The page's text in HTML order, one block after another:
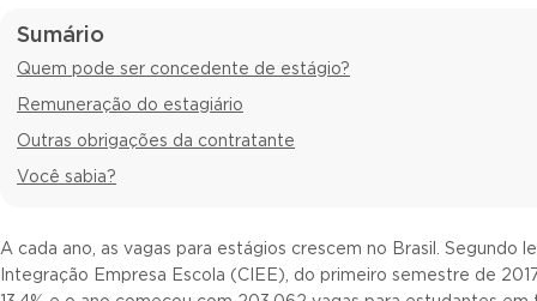
Sumário
Quem pode ser concedente de estágio?
Remuneração do estagiário
Outras obrigações da contratante
Você sabia?
A cada ano, as vagas para estágios crescem no Brasil. Segundo
Integração Empresa Escola (CIEE), do primeiro semestre de